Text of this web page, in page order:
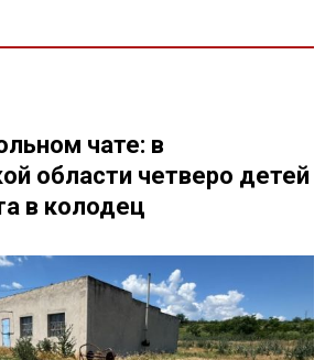
чате: в
области четверо детей
в колодец